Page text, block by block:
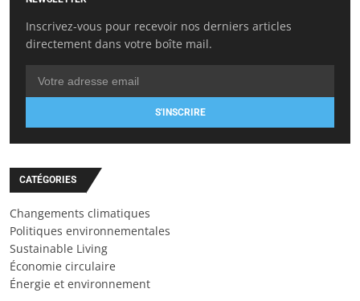
Inscrivez-vous pour recevoir nos derniers articles
directement dans votre boîte mail.
S'INSCRIRE
CATÉGORIES
Changements climatiques
Politiques environnementales
Sustainable Living
Économie circulaire
Énergie et environnement